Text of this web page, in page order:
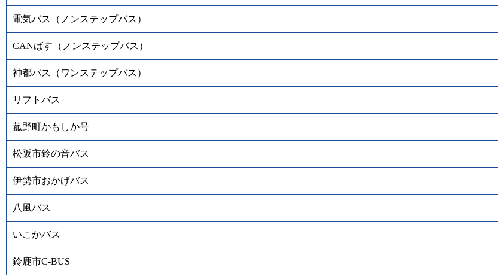
電気バス（ノンステップバス）
CANばす（ノンステップバス）
神都バス（ワンステップバス）
リフトバス
菰野町かもしか号
松阪市鈴の音バス
伊勢市おかげバス
八風バス
いこかバス
鈴鹿市C-BUS